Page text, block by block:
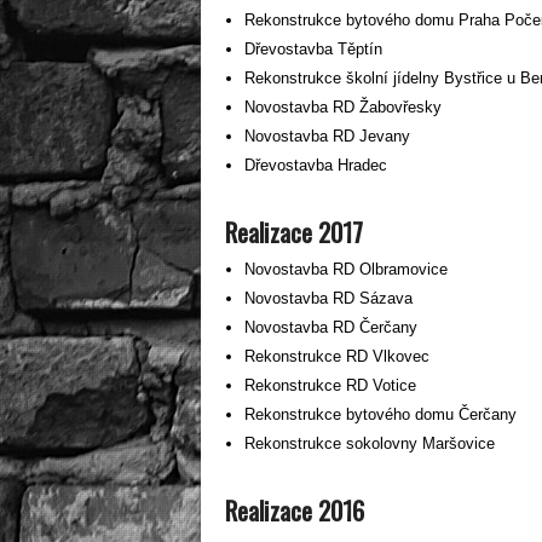
Rekonstrukce bytového domu Praha
Dřevostavba Těptín
Rekonstrukce školní jídelny Bystřice u
Novostavba RD Žabovřesky
Novostavba RD Jevany
Dřevostavba Hradec
Realizace 2017
Novostavba RD Olbramovice
Novostavba RD Sázava
Novostavba RD Čerčany
Rekonstrukce RD Vlkovec
Rekonstrukce RD Votice
Rekonstrukce bytového domu Čerčany
Rekonstrukce sokolovny Maršovice
Realizace 2016